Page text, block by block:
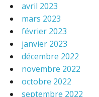
avril 2023
mars 2023
février 2023
janvier 2023
décembre 2022
novembre 2022
octobre 2022
septembre 2022